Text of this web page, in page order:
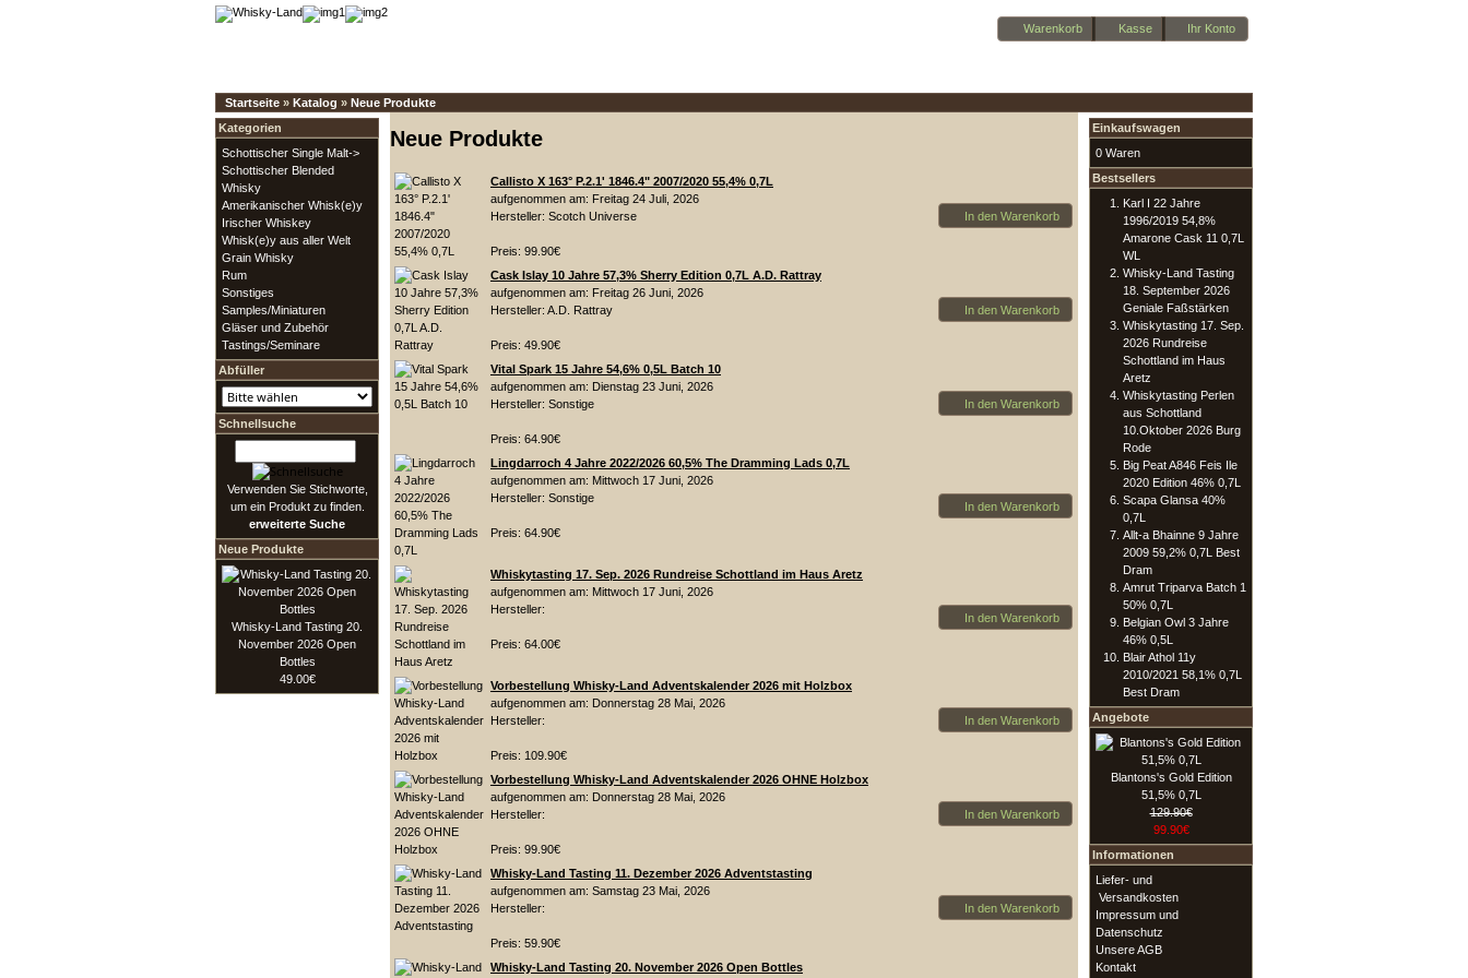
Warenkorb Kasse Ihr Konto
Startseite » Katalog » Neue Produkte
Neue Produkte
Callisto X 163° P.2.1' 1846.4" 2007/2020 55,4% 0,7L
aufgenommen am: Freitag 24 Juli, 2026
Hersteller: Scotch Universe
Preis: 99.90€
In den Warenkorb
Cask Islay 10 Jahre 57,3% Sherry Edition 0,7L A.D. Rattray
aufgenommen am: Freitag 26 Juni, 2026
Hersteller: A.D. Rattray
Preis: 49.90€
In den Warenkorb
Vital Spark 15 Jahre 54,6% 0,5L Batch 10
aufgenommen am: Dienstag 23 Juni, 2026
Hersteller: Sonstige
Preis: 64.90€
In den Warenkorb
Lingdarroch 4 Jahre 2022/2026 60,5% The Dramming Lads 0,7L
aufgenommen am: Mittwoch 17 Juni, 2026
Hersteller: Sonstige
Preis: 64.90€
In den Warenkorb
Whiskytasting 17. Sep. 2026 Rundreise Schottland im Haus Aretz
aufgenommen am: Mittwoch 17 Juni, 2026
Hersteller:
Preis: 64.00€
In den Warenkorb
Vorbestellung Whisky-Land Adventskalender 2026 mit Holzbox
aufgenommen am: Donnerstag 28 Mai, 2026
Hersteller:
Preis: 109.90€
In den Warenkorb
Vorbestellung Whisky-Land Adventskalender 2026 OHNE Holzbox
aufgenommen am: Donnerstag 28 Mai, 2026
Hersteller:
Preis: 99.90€
In den Warenkorb
Whisky-Land Tasting 11. Dezember 2026 Adventstasting
aufgenommen am: Samstag 23 Mai, 2026
Hersteller:
Preis: 59.90€
In den Warenkorb
Whisky-Land Tasting 20. November 2026 Open Bottles
Kategorien
Schottischer Single Malt->
Schottischer Blended
Whisky
Amerikanischer Whisk(e)y
Irischer Whiskey
Whisk(e)y aus aller Welt
Grain Whisky
Rum
Sonstiges
Samples/Miniaturen
Gläser und Zubehör
Tastings/Seminare
Abfüller
Schnellsuche
Verwenden Sie Stichworte,
um ein Produkt zu finden.
erweiterte Suche
Neue Produkte
Whisky-Land Tasting 20.
November 2026 Open
Bottles
49.00€
Einkaufswagen
0 Waren
Bestsellers
Karl I 22 Jahre
1996/2019 54,8%
Amarone Cask 11 0,7L
WL
Whisky-Land Tasting
18. September 2026
Geniale Faßstärken
Whiskytasting 17. Sep.
2026 Rundreise
Schottland im Haus
Aretz
Whiskytasting Perlen
aus Schottland
10.Oktober 2026 Burg
Rode
Big Peat A846 Feis Ile
2020 Edition 46% 0,7L
Scapa Glansa 40%
0,7L
Allt-a Bhainne 9 Jahre
2009 59,2% 0,7L Best
Dram
Amrut Triparva Batch 1
50% 0,7L
Belgian Owl 3 Jahre
46% 0,5L
Blair Athol 11y
2010/2021 58,1% 0,7L
Best Dram
Angebote
Blantons's Gold Edition
51,5% 0,7L
129.90€
99.90€
Informationen
Liefer- und
Versandkosten
Impressum und
Datenschutz
Unsere AGB
Kontakt